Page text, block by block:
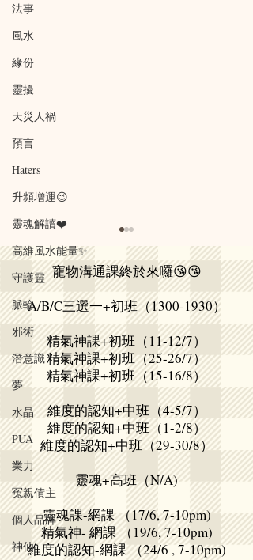
法事
風水
緣份
靈擾
天災人禍
預言
Haters
升頻增運😉
靈魂解讀❤️
高維風水能量✨
守護靈
脈輪
邪術
潛意識
夢
水晶
PUA
業力
冤親債主
個人品牌
神仙
談香港的教育制度
細個已經好唔鍾意一啲教育制
度 點解我要限定時間輸出 我
最有效嘅能力？ 而唔係我自己
去體驗、憑經驗、時間 邊啲舞
台係最適合我發展？ Even 考
個試如果換喺自己場地 唔需要
對住咁凍嘅禮堂 老師望住你係
咪會做得更加好？ 我係度諗你
嗰啲試卷唔係咁樣出？ 出卷嘅
人取向係想考啲咩人返嚟？ 同
樣地，我覺得套用喺人生上任
何層面 都要考試嘅話 ​ ​ ​ 🌸咁就
失去咗享受既意義 你回想吓點
解你會鍾意嗰個學問？
寵物溝通課終於來囉😘😘
A/B/C三選一+初班（1300-1930）
精氣神課+初班（11-12/7）
精氣神課+初班（25-26/7）
精氣神課+初班（15-16/8）
維度的認知+中班（4-5/7）
維度的認知+中班（1-2/8）
維度的認知+中班（29-30/8）
靈魂+高班（N/A)
靈魂課-網課 （17/6, 7-10pm)
精氣神- 網課 （19/6, 7-10pm)
維度的認知-網課 （24/6 , 7-10pm)